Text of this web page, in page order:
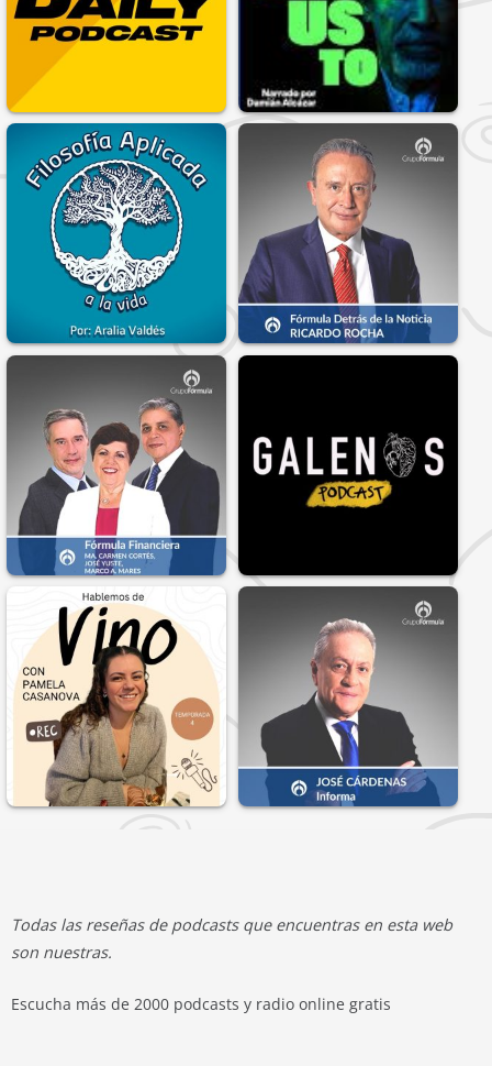
Todas las reseñas de podcasts que encuentras en esta web
son nuestras.
Escucha más de 2000 podcasts y radio online gratis